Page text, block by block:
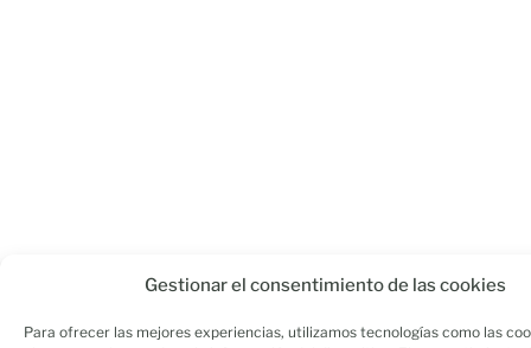
Gestionar el consentimiento de las cookies
Para ofrecer las mejores experiencias, utilizamos tecnologías como las